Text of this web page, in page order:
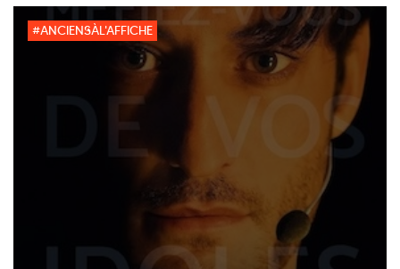
#ANCIENSÀL'AFFICHE